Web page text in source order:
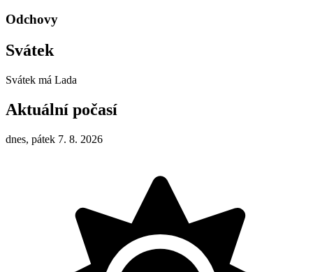
Odchovy
Svátek
Svátek má Lada
Aktuální počasí
dnes, pátek 7. 8. 2026